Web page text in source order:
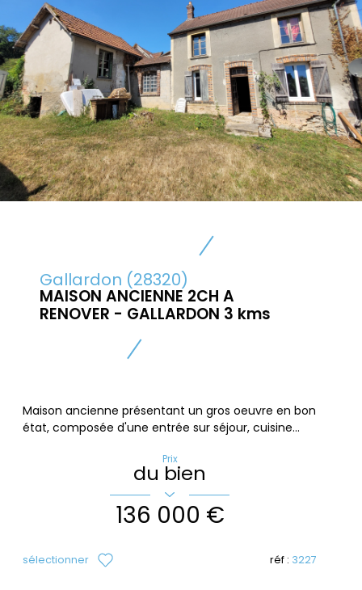
Gallardon (28320)
MAISON ANCIENNE 2CH A
RENOVER - GALLARDON 3 kms
Maison ancienne présentant un gros oeuvre en bon
état, composée d'une entrée sur séjour, cuisine...
Prix
du bien
136 000 €
sélectionner réf : 3227